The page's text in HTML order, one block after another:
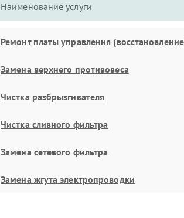
Наименование услуги
Ремонт платы управления
Замена верхнего противовеса
Чистка разбрызгивателя
Чистка сливного фильтра
Замена сетевого фильтра
Замена жгута электропроводки